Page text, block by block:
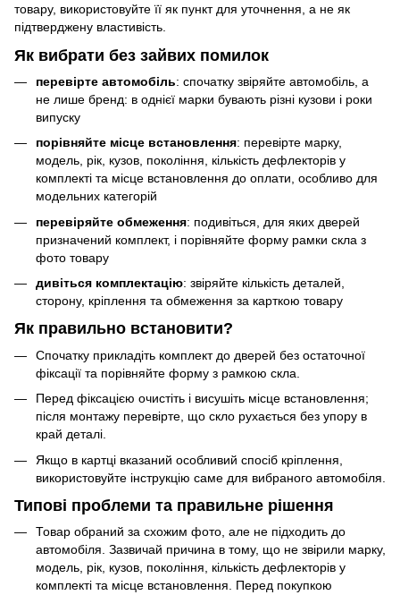
товару, використовуйте її як пункт для уточнення, а не як
підтверджену властивість.
Як вибрати без зайвих помилок
перевірте автомобіль: спочатку звіряйте автомобіль, а
не лише бренд: в однієї марки бувають різні кузови і роки
випуску
порівняйте місце встановлення: перевірте марку,
модель, рік, кузов, покоління, кількість дефлекторів у
комплекті та місце встановлення до оплати, особливо для
модельних категорій
перевіряйте обмеження: подивіться, для яких дверей
призначений комплект, і порівняйте форму рамки скла з
фото товару
дивіться комплектацію: звіряйте кількість деталей,
сторону, кріплення та обмеження за карткою товару
Як правильно встановити?
Спочатку прикладіть комплект до дверей без остаточної
фіксації та порівняйте форму з рамкою скла.
Перед фіксацією очистіть і висушіть місце встановлення;
після монтажу перевірте, що скло рухається без упору в
край деталі.
Якщо в картці вказаний особливий спосіб кріплення,
використовуйте інструкцію саме для вибраного автомобіля.
Типові проблеми та правильне рішення
Товар обраний за схожим фото, але не підходить до
автомобіля. Зазвичай причина в тому, що не звірили марку,
модель, рік, кузов, покоління, кількість дефлекторів у
комплекті та місце встановлення. Перед покупкою